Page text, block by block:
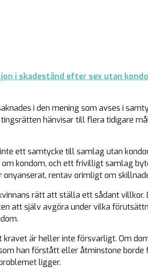
i skadestånd efter sex utan
i den mening som avses i
hänvisar till flera tidigare
ett samtycke till samlag utan
om kondom, och ett frivilligt samlag
rentav orimligt om
rätt att ställa ett sådant villkor.
att själv avgöra under vilka
kravet är heller inte försvarligt. Om
han förstått eller åtminstone
ligger.